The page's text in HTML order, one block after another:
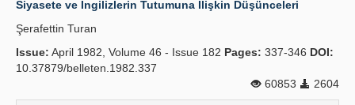
Guidelines
Siyasete ve İngilizlerin Tutumuna İlişkin Düşünceleri
Şerafettin Turan
Issue: April 1982, Volume 46 - Issue 182 Pages: 337-346 DOI:
10.37879/belleten.1982.337
60853
2604